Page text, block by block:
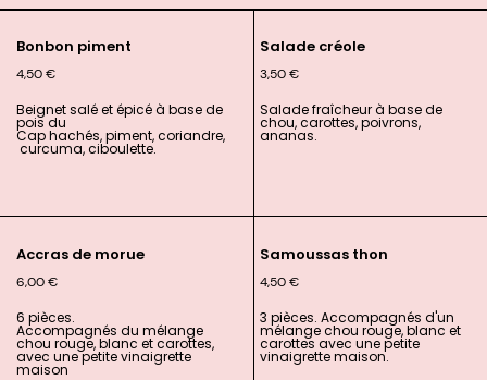
Bonbon piment
4,50€
Beignet salé et épicé à base de
pois du
Caphachés,piment,coriandre,
curcuma,ciboulette.
Salade créole
3,50€
Salade fraîcheur à base de
chou, carottes, poivrons,
ananas.
Accras de morue
6,00€
6 pièces.
Accompagnés du mélange
chou rouge, blanc et carottes,
avec une petite vinaigrette
maison
Samoussas thon
4,50€
3 pièces. Accompagnés d'un
mélange chou rouge, blanc et
carottes avec une petite
vinaigrette maison.